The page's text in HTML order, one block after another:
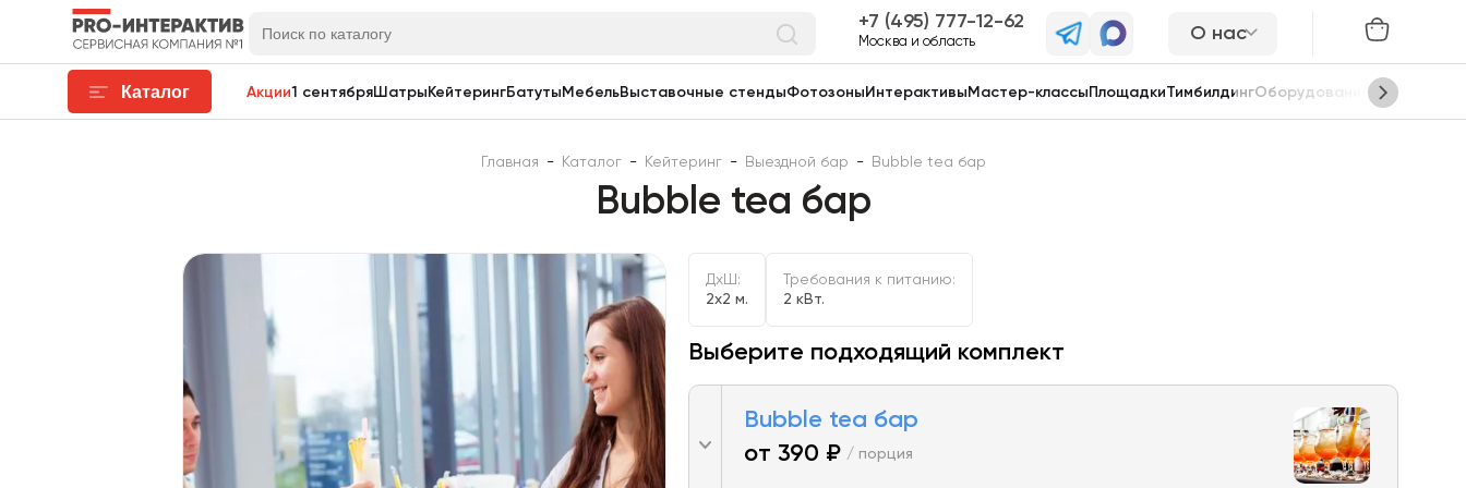
7 (495) 777-12-62
Москва и область О нас
Каталог Акции1 сентябряШатры КейтерингБатуты МебельВыставочные стендыФотозоны Интерактивы Мастер-классы ПлощадкиТимбилдингОборудование Сцены
Главная - Каталог - Кейтеринг - Выездной бар - Bubble tea бар
Bubble tea бар
ДxШ:
2x2 м.
Требования к питанию:
2 кВт.
Выберите подходящий комплект
Bubble tea бар
от 390 ₽ / порция